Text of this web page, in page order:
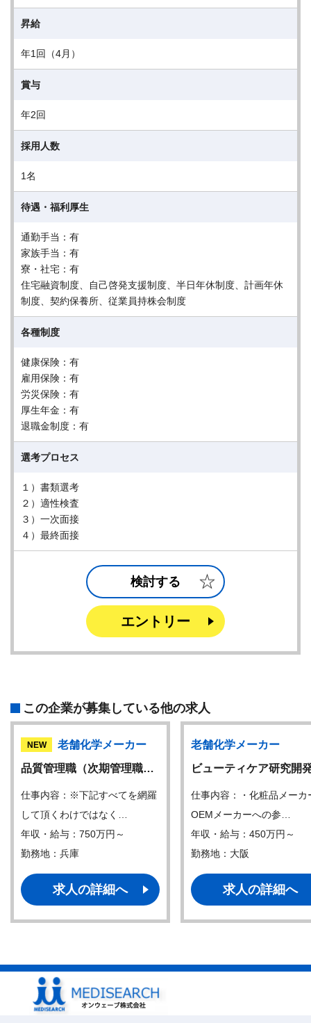
昇給
年1回（4月）
賞与
年2回
採用人数
1名
待遇・福利厚生
通勤手当：有
家族手当：有
寮・社宅：有
住宅融資制度、自己啓発支援制度、半日年休制度、計画年休
制度、契約保養所、従業員持株会制度
各種制度
健康保険：有
雇用保険：有
労災保険：有
厚生年金：有
退職金制度：有
選考プロセス
１）書類選考
２）適性検査
３）一次面接
４）最終面接
検討する
エントリー
この企業が募集している他の求人
NEW
老舗化学メーカー
品質管理職（次期管理職…
仕事内容：※下記すべてを網羅
して頂くわけではなく…
年収・給与：750万円～
勤務地：兵庫
求人の詳細へ
老舗化学メーカー
ビューティケア研究開
仕事内容：・化粧品メーカ
OEMメーカーへの参…
年収・給与：450万円～
勤務地：大阪
求人の詳細へ